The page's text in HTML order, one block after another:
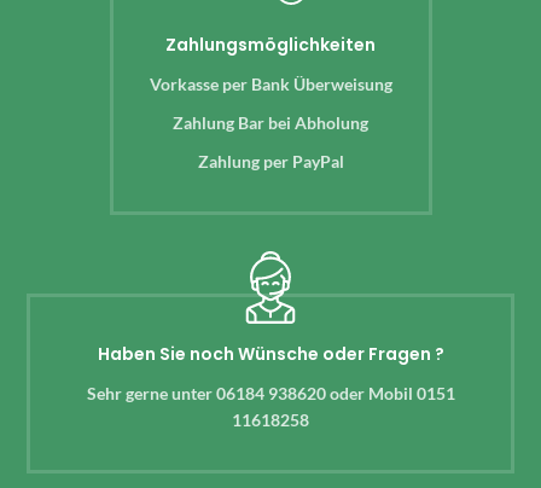
Zahlungsmöglichkeiten
Vorkasse per Bank Überweisung
Zahlung Bar bei Abholung
Zahlung per PayPal
Haben Sie noch Wünsche oder Fragen ?
Sehr gerne unter 06184 938620 oder Mobil 0151
11618258